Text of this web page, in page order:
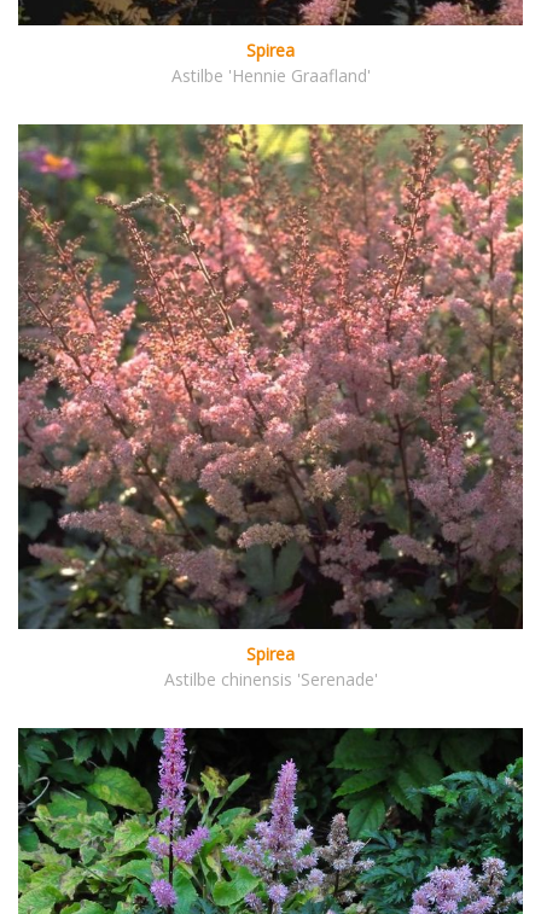
Spirea
Astilbe 'Hennie Graafland'
Spirea
Astilbe chinensis 'Serenade'